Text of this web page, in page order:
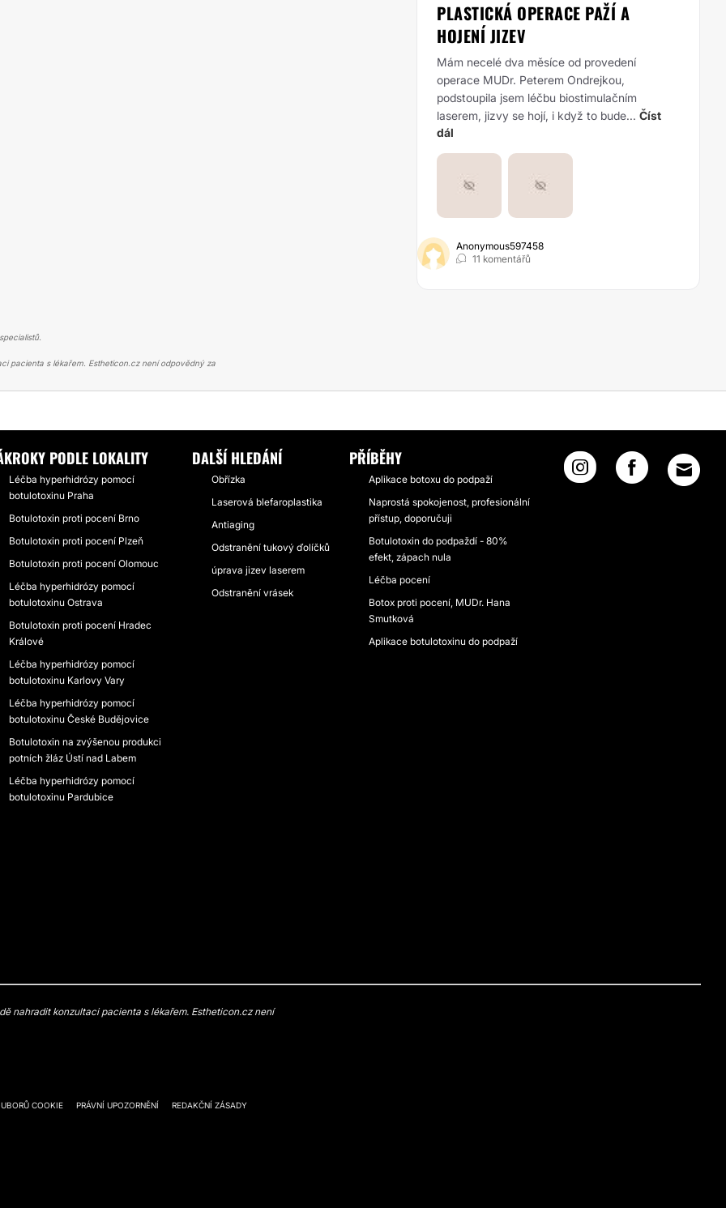
PLASTICKÁ OPERACE PAŽÍ A
HOJENÍ JIZEV
Mám necelé dva měsíce od provedení
operace MUDr. Peterem Ondrejkou,
podstoupila jsem léčbu biostimulačním
laserem, jizvy se hojí, i když to bude... Číst
dál
Anonymous597458
11 komentářů
pacienta s lékařem. Estheticon.cz není odpovědný za
PROTI POCENÍ
PODLE LOKALITY
Léčba hyperhidrózy pomocí
botulotoxinu Praha
Botulotoxin proti pocení Brno
Botulotoxin proti pocení Plzeň
Botulotoxin proti pocení Olomouc
Léčba hyperhidrózy pomocí
botulotoxinu Ostrava
Botulotoxin proti pocení Hradec
Králové
Léčba hyperhidrózy pomocí
botulotoxinu Karlovy Vary
Léčba hyperhidrózy pomocí
botulotoxinu České Budějovice
Botulotoxin na zvýšenou produkci
potních žláz Ústí nad Labem
Léčba hyperhidrózy pomocí
botulotoxinu Pardubice
DALŠÍ HLEDÁNÍ
Obřízka
Laserová blefaroplastika
Antiaging
Odstranění tukový ďolíčků
úprava jizev laserem
Odstranění vrásek
PŘÍBĚHY
Aplikace botoxu do podpaží
Naprostá spokojenost, profesionální
přístup, doporučuji
Botulotoxin do podpaždí - 80%
efekt, zápach nula
Léčba pocení
Botox proti pocení, MUDr. Hana
Smutková
Aplikace botulotoxinu do podpaží
nahradit konzultaci pacienta s lékařem. Estheticon.cz není
COOKIE PRÁVNÍ UPOZORNĚNÍ REDAKČNÍ ZÁSADY